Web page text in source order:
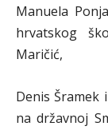
Manuela
hrvatskog
Maričić,
Denis Šramek
na državnoj